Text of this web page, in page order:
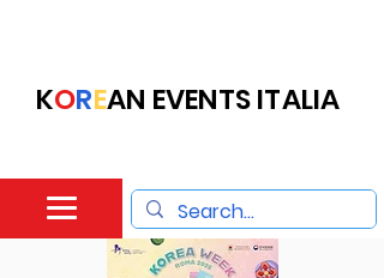
KOREAN EVENTS ITALIA